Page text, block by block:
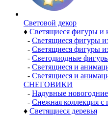
Световой декор
♦ Светящиеся фигуры и
- Светящиеся фигуры
- Светящиеся фигуры
- Светодиодные
- Светящиеся и
- Светящиеся и
СНЕГОВИКИ
- Надувные
- Снежная коллекция с
♦ Светящиеся деревья